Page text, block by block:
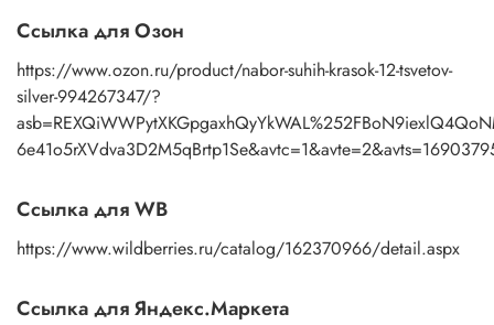
Ссылка для Озон
https://www.ozon.ru/product/nabor-suhih-krasok-12-tsvetov-
silver-994267347/?
Ссылка для WB
https://www.wildberries.ru/catalog/162370966/detail.aspx
Ссылка для Яндекс.Маркета